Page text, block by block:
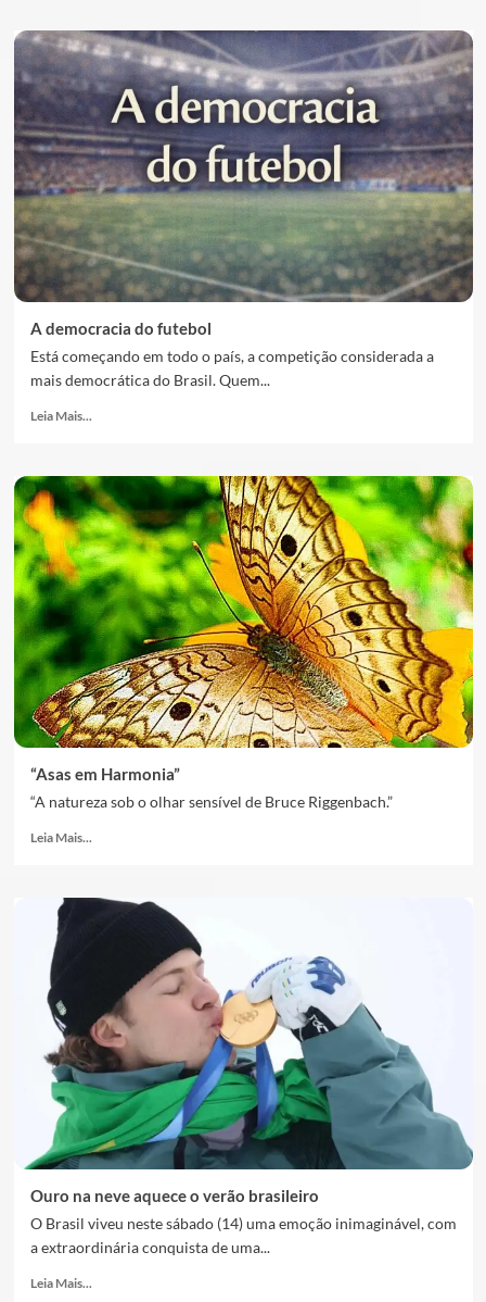
A democracia do futebol
Está começando em todo o país, a competição considerada a
mais democrática do Brasil. Quem...
Leia Mais...
“Asas em Harmonia”
“A natureza sob o olhar sensível de Bruce Riggenbach.”
Leia Mais...
Ouro na neve aquece o verão brasileiro
O Brasil viveu neste sábado (14) uma emoção inimaginável, com
a extraordinária conquista de uma...
Leia Mais...